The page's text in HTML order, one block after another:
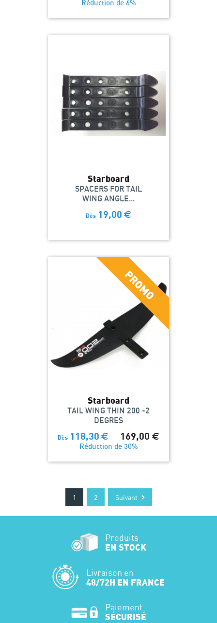
Réduction de 6%
Starboard
SPACERS FOR TAIL
WING ANGLE...
Dès 19,00 €
Starboard
TAIL WING THIN 200 -2
DEGRES
Dès 118,30 € 169,00€
Réduction de 30%
1 2 Suivant
Produits
EN STOCK
Livraison en
48/72H EN FRANCE
Paiement
SÉCURISÉ